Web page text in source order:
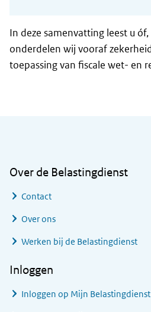
In deze samenvatting leest u
onderdelen wij vooraf
toepassing van fiscale wet- en
Over de Belastingdienst
Contact
Over ons
Werken bij de Belastingdienst
Inloggen
Inloggen op Mijn Belastingdienst